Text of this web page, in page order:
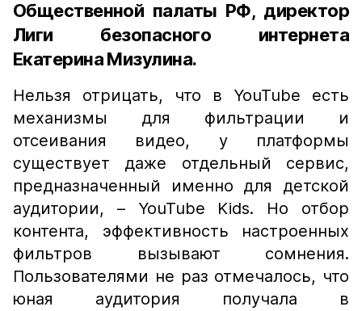
Общественной палаты РФ, директор
Лиги безопасного интернета
Екатерина Мизулина.
Нельзя отрицать, что в YouTube есть
механизмы для фильтрации и
отсеивания видео, у платформы
существует даже отдельный сервис,
предназначенный именно для детской
аудитории, – YouTube Kids. Но отбор
контента, эффективность настроенных
фильтров вызывают сомнения.
Пользователями не раз отмечалось, что
юная аудитория получала в